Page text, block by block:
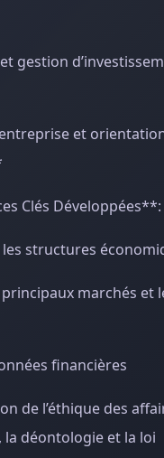
gestion
et
Clés Développées**:
structures
marchés et
financières
de l’éthique des
la déontologie et la loi